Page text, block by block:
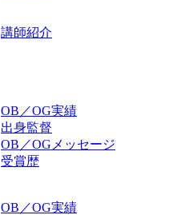
講師紹介
OB／OG実績
出身監督
OB／OGメッセージ
受賞歴
OB／OG実績